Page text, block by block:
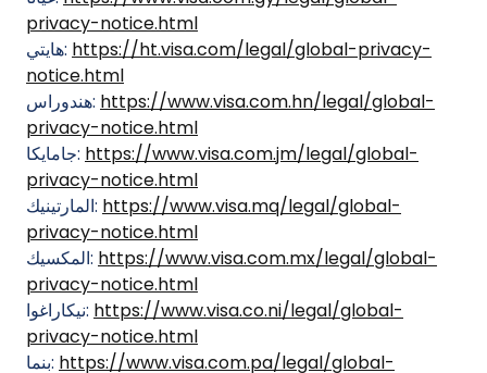
privacy-notice.html
هايتي: https://ht.visa.com/legal/global-privacy-
notice.html
هندوراس: https://www.visa.com.hn/legal/global-
privacy-notice.html
جامايكا: https://www.visa.com.jm/legal/global-
privacy-notice.html
المارتينيك: https://www.visa.mq/legal/global-
privacy-notice.html
المكسيك: https://www.visa.com.mx/legal/global-
privacy-notice.html
نيكاراغوا: https://www.visa.co.ni/legal/global-
privacy-notice.html
بنما: https://www.visa.com.pa/legal/global-